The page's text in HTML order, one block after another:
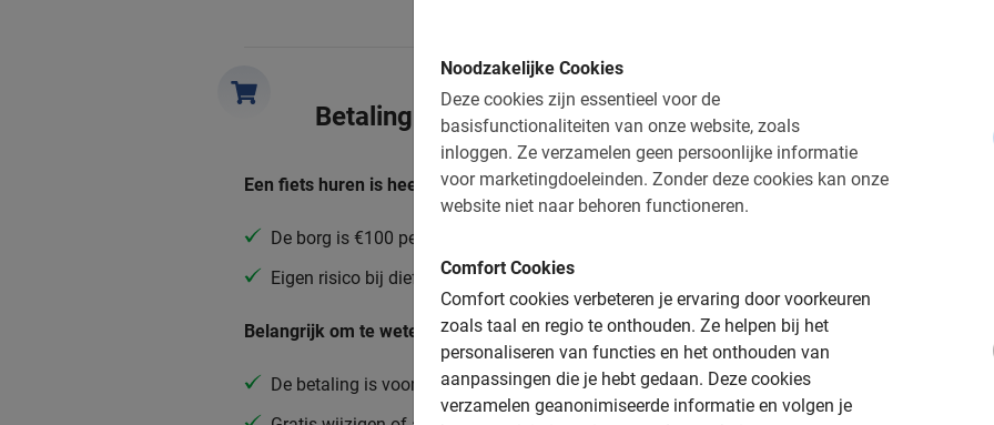
Noodzakelijke Cookies
Deze cookies zijn essentieel voor de
basisfunctionaliteiten van onze website, zoals
inloggen. Ze verzamelen geen persoonlijke informatie
voor marketingdoeleinden. Zonder deze cookies kan onze
website niet naar behoren functioneren.
Comfort Cookies
Comfort cookies verbeteren je ervaring door voorkeuren
zoals taal en regio te onthouden. Ze helpen bij het
personaliseren van functies en het onthouden van
aanpassingen die je hebt gedaan. Deze cookies
verzamelen geanonimiseerde informatie en volgen je
Betaling
Een fiets huren is heel eenvoudig!
De borg is €100 per fiets cash of een rijbewijs of ID kaart
Eigen risico bij diefstal of schade: volledige waarde van de fiets
Belangrijk om te weten:
De betaling is vooraf via de website